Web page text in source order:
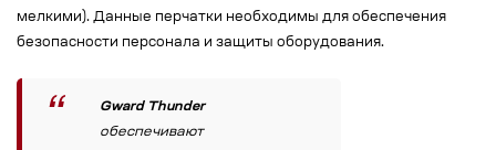
мелкими). Данные перчатки необходимы для обеспечения
безопасности персонала и защиты оборудования.
Gward Thunder
обеспечивают